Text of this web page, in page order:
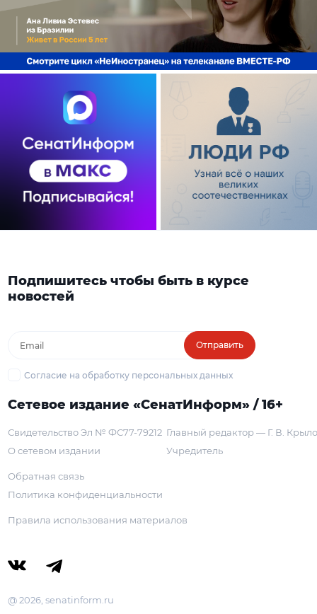
Подпишитесь чтобы быть в курсе
новостей
Отправить
Согласие на обработку персональных данных
Сетевое издание «СенатИнформ» / 16+
Свидетельство Эл № ФС77-79212
О сетевом издании
Главный редактор — Г. В.
Учредитель
Обратная связь
Политика конфиденциальности
Правила использования материалов
@ 2026, senatinform.ru